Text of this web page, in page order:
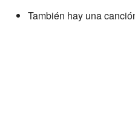
También hay una